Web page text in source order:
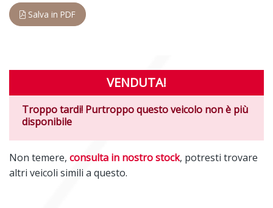
Salva in PDF
VENDUTA!
Troppo tardi! Purtroppo questo veicolo non è più
disponibile
Non temere, consulta in nostro stock, potresti trovare
altri veicoli simili a questo.